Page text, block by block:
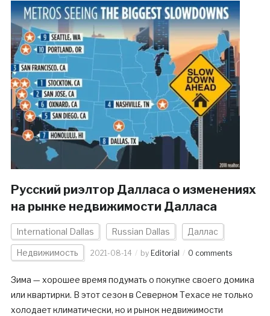
Русский риэлтор Далласа о изменениях
на рынке недвижимости Далласа
International Dallas Russian Dallas Даллас
Недвижимость 2021-08-14 by Editorial 0 comments
Зима — хорошее время подумать о покупке своего домика
или квартирки. В этот сезон в Северном Техасе не только
холодает климатически, но и рынок недвижимости